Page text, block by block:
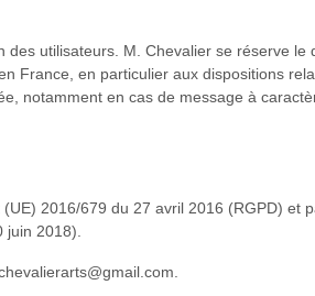
utilisateurs. M. Chevalier se réserve
France, en particulier aux dispositions
notamment en cas de message à
2016/679 du 27 avril 2016 (RGPD) et
2018).